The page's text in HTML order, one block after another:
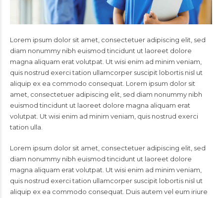
Lorem ipsum dolor sit amet, consectetuer adipiscing elit, sed
diam nonummy nibh euismod tincidunt ut laoreet dolore
magna aliquam erat volutpat. Ut wisi enim ad minim veniam,
quis nostrud exerci tation ullamcorper suscipit lobortis nisl ut
aliquip ex ea commodo consequat. Lorem ipsum dolor sit
amet, consectetuer adipiscing elit, sed diam nonummy nibh
euismod tincidunt ut laoreet dolore magna aliquam erat
volutpat. Ut wisi enim ad minim veniam, quis nostrud exerci
tation ulla.
Lorem ipsum dolor sit amet, consectetuer adipiscing elit, sed
diam nonummy nibh euismod tincidunt ut laoreet dolore
magna aliquam erat volutpat. Ut wisi enim ad minim veniam,
quis nostrud exerci tation ullamcorper suscipit lobortis nisl ut
aliquip ex ea commodo consequat. Duis autem vel eum iriure